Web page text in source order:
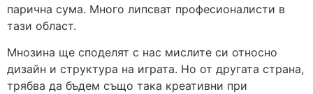
парична сума. Много липсват професионалисти в
тази област.
Мнозина ще споделят с нас мислите си относно
дизайн и структура на играта. Но от другата страна,
трябва да бъдем също така креативни при